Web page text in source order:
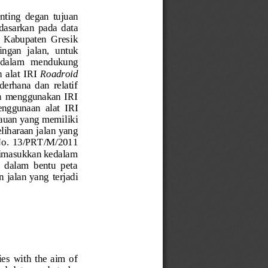
degan  tujuan
pada  data
Kabupaten  Gresik
jalan,  untuk
mendukung
alat  IRI Roadroid
dan  relatif
menggunakan  IRI
alat  IRI
yang memiliki
jalan yang
13/PRT/M/2011
kedalam
dalam  bentu  peta
jalan yang terjadi
with  the  aim  of